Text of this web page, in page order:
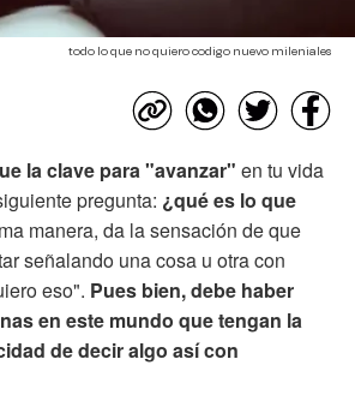
todo lo que no quiero codigo nuevo mileniales
la clave para "avanzar" en tu vida
pregunta: ¿qué es lo que
manera, da la sensación de que
señalando una cosa u otra con
eso". Pues bien, debe haber
en este mundo que tengan la
de decir algo así con